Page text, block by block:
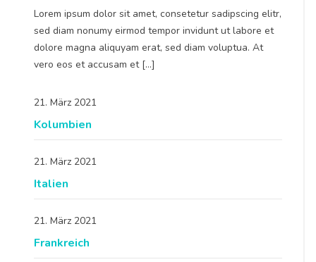
Lorem ipsum dolor sit amet, consetetur sadipscing elitr,
sed diam nonumy eirmod tempor invidunt ut labore et
dolore magna aliquyam erat, sed diam voluptua. At
vero eos et accusam et […]
21. März 2021
Kolumbien
21. März 2021
Italien
21. März 2021
Frankreich